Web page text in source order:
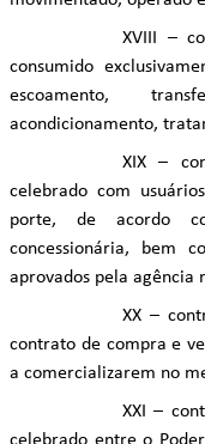
XVIII –
consumido
escoamento,
acondicionamento,
XIX –
celebrado com
porte, de acordo
concessionária, bem
aprovados pela agência
XX –
contrato de compra e
a comercializarem no
XXI –